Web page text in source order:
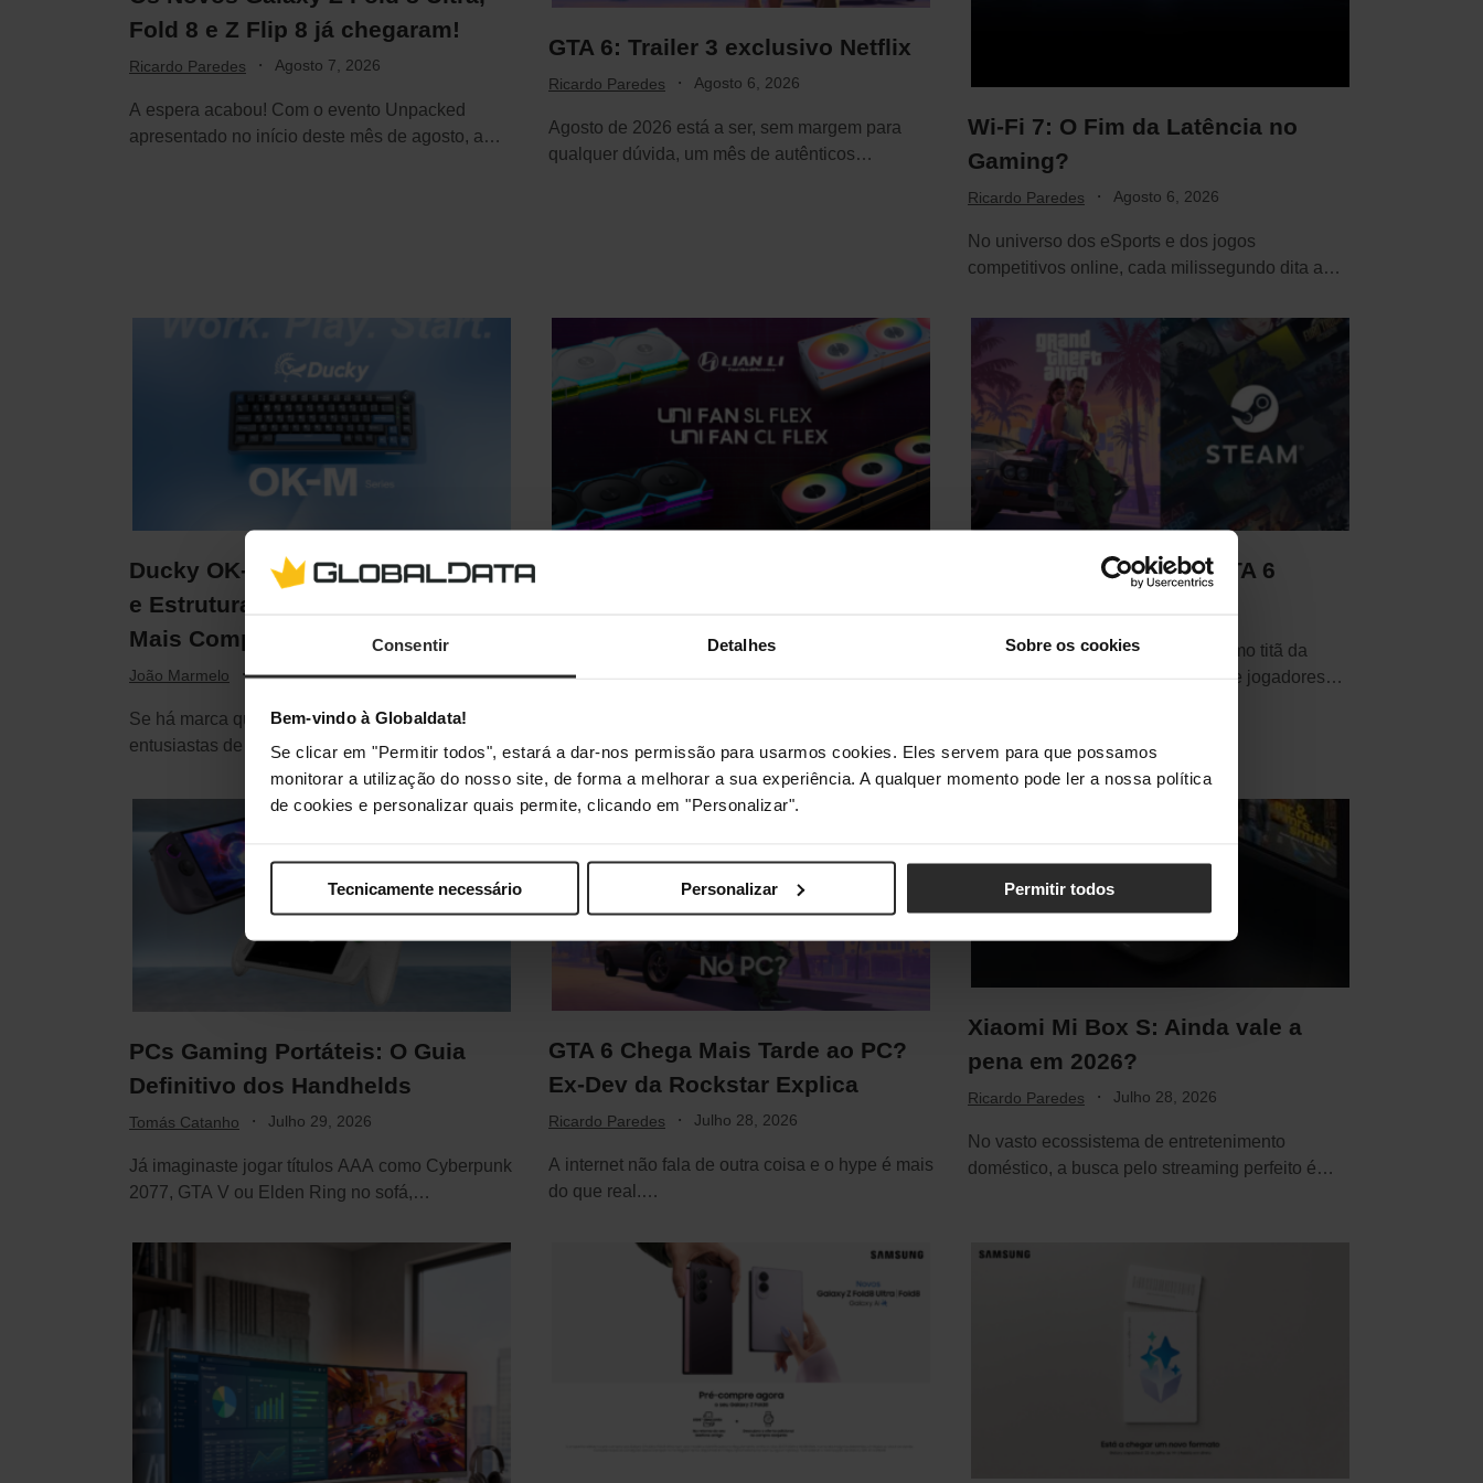
Consentir Detalhes Sobre os cookies
Bem-vindo à Globaldata!
Se clicar em "Permitir todos", estará a dar-nos permissão para usarmos cookies. Eles servem para que possamos
monitorar a utilização do nosso site, de forma a melhorar a sua experiência. A qualquer momento pode ler a nossa política
de cookies e personalizar quais permite, clicando em "Personalizar".
Tecnicamente necessário Personalizar Permitir todos
Fold 8 e Z Flip 8 já chegaram!
Ricardo Paredes · Agosto 7, 2026
A espera acabou! Com o evento Unpacked
apresentado no início deste mês de agosto, a…
GTA 6: Trailer 3 exclusivo Netflix
Ricardo Paredes · Agosto 6, 2026
Agosto de 2026 está a ser, sem margem para
qualquer dúvida, um mês de autênticos…
Wi-Fi 7: O Fim da Latência no
Gaming?
Ricardo Paredes · Agosto 6, 2026
No universo dos eSports e dos jogos
competitivos online, cada milissegundo dita a
Ducky OK-M Series: Alta Gama
e Estrutura Gasket ao Preço
Mais Competitivo do Mercado
João Marmelo · Agosto 3, 2026
Se há marca que sabe exatamente o que os
entusiastas de teclados mecânicos procuram,
Tomás Catanho
FLEX e CL FLEX A…
Melhor PC para jogar GTA 6
Com a chegada iminente do próximo titã da
Rockstar Games, a comunidade de jogadores
PCs Gaming Portáteis: O Guia
Definitivo dos Handhelds
Tomás Catanho · Julho 29, 2026
Já imaginaste jogar títulos AAA como Cyberpunk
2077, GTA V ou Elden Ring no sofá,…
GTA 6 Chega Mais Tarde ao PC?
Ex-Dev da Rockstar Explica
Ricardo Paredes · Julho 28, 2026
A internet não fala de outra coisa e o hype é mais
do que real.…
Xiaomi Mi Box S: Ainda vale a
pena em 2026?
Ricardo Paredes · Julho 28, 2026
No vasto ecossistema de entretenimento
doméstico, a busca pelo streaming perfeito é